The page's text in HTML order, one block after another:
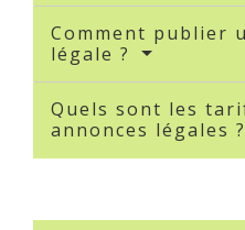
Comment publier
légale ?
Quels sont les
annonces légales ?